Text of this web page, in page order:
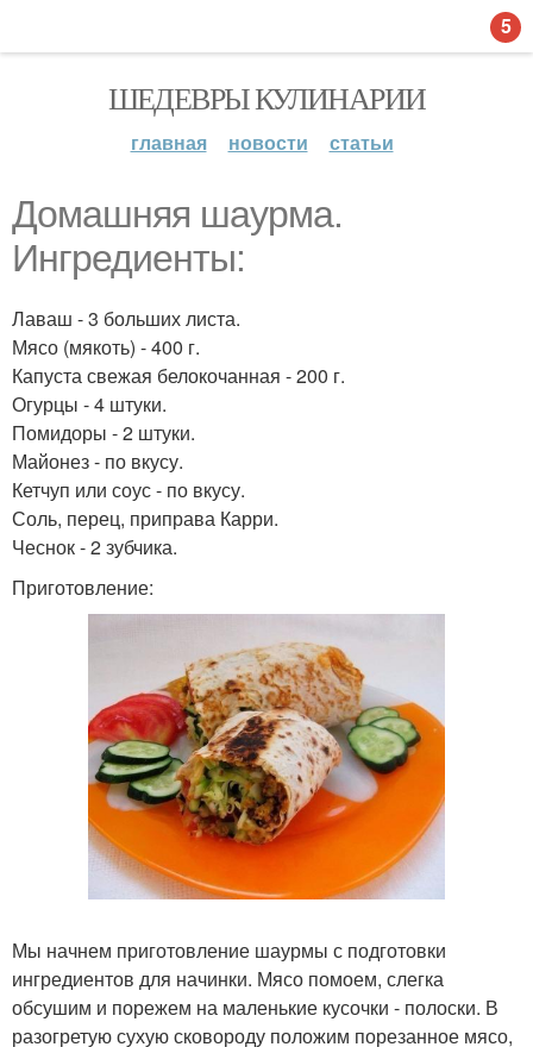
ШЕДЕВРЫ КУЛИНАРИИ
главная новости статьи
Домашняя шаурма.
Ингредиенты:
Лаваш - 3 больших листа.
Мясо (мякоть) - 400 г.
Капуста свежая белокочанная - 200 г.
Огурцы - 4 штуки.
Помидоры - 2 штуки.
Майонез - по вкусу.
Кетчуп или соус - по вкусу.
Соль, перец, приправа Карри.
Чеснок - 2 зубчика.
Приготовление:
Мы начнем приготовление шаурмы с подготовки
ингредиентов для начинки. Мясо помоем, слегка
обсушим и порежем на маленькие кусочки - полоски. В
разогретую сухую сковороду положим порезанное мясо,
5